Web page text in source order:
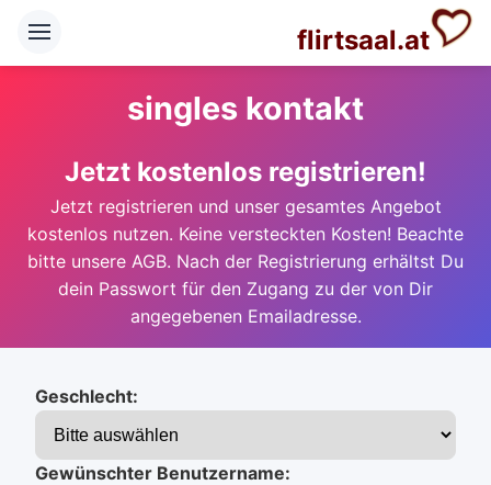
flirtsaal.at
singles kontakt
Jetzt kostenlos registrieren!
Jetzt registrieren und unser gesamtes Angebot
kostenlos nutzen. Keine versteckten Kosten! Beachte
bitte unsere AGB. Nach der Registrierung erhältst Du
dein Passwort für den Zugang zu der von Dir
angegebenen Emailadresse.
Geschlecht:
Gewünschter Benutzername: